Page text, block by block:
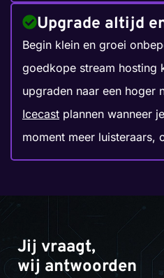
Upgrade altijd
Begin klein en groei
goedkope stream hosting
upgraden naar een hoger
Icecast plannen wanneer
moment meer luisteraars,
Jij vraagt,
wij antwoorden